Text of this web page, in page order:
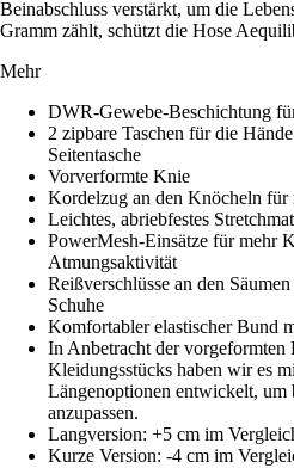
Beinabschluss verstärkt, um die
Gramm zählt, schützt die Hose
Mehr
DWR-Gewebe-Beschichtung
2 zipbare Taschen für die
Seitentasche
Vorverformte Knie
Kordelzug an den Knöcheln
Leichtes, abriebfestes
PowerMesh-Einsätze für mehr
Atmungsaktivität
Reißverschlüsse an den
Schuhe
Komfortabler elastischer Bund
In Anbetracht der vorgeformten
Kleidungsstücks haben wir es
Längenoptionen entwickelt, um
anzupassen.
Langversion: +5 cm im
Kurze Version: -4 cm im